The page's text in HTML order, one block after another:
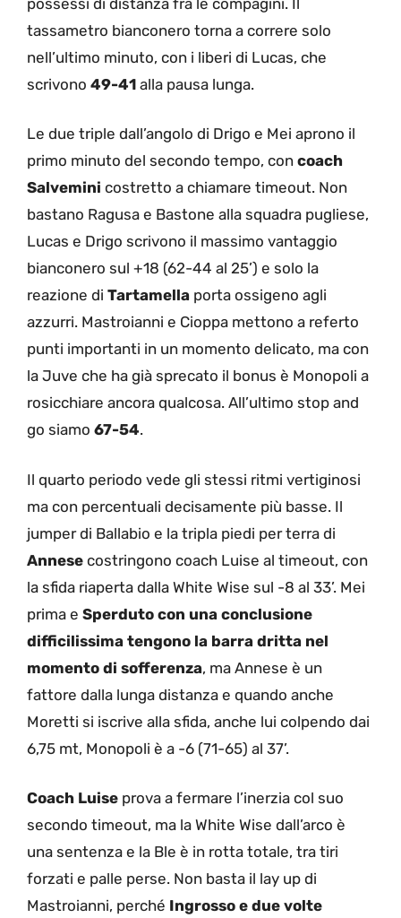
tassametro bianconero torna a correre solo
nell’ultimo minuto, con i liberi di Lucas, che
scrivono 49-41 alla pausa lunga.
Le due triple dall’angolo di Drigo e Mei aprono il
primo minuto del secondo tempo, con coach
Salvemini costretto a chiamare timeout. Non
bastano Ragusa e Bastone alla squadra pugliese,
Lucas e Drigo scrivono il massimo vantaggio
bianconero sul +18 (62-44 al 25’) e solo la
reazione di Tartamella porta ossigeno agli
azzurri. Mastroianni e Cioppa mettono a referto
punti importanti in un momento delicato, ma con
la Juve che ha già sprecato il bonus è Monopoli a
rosicchiare ancora qualcosa. All’ultimo stop and
go siamo 67-54.
Il quarto periodo vede gli stessi ritmi vertiginosi
ma con percentuali decisamente più basse. Il
jumper di Ballabio e la tripla piedi per terra di
Annese costringono coach Luise al timeout, con
la sfida riaperta dalla White Wise sul -8 al 33’. Mei
prima e Sperduto con una conclusione
difficilissima tengono la barra dritta nel
momento di sofferenza, ma Annese è un
fattore dalla lunga distanza e quando anche
Moretti si iscrive alla sfida, anche lui colpendo dai
6,75 mt, Monopoli è a -6 (71-65) al 37’.
Coach Luise prova a fermare l’inerzia col suo
secondo timeout, ma la White Wise dall’arco è
una sentenza e la Ble è in rotta totale, tra tiri
forzati e palle perse. Non basta il lay up di
Mastroianni, perché Ingrosso e due volte